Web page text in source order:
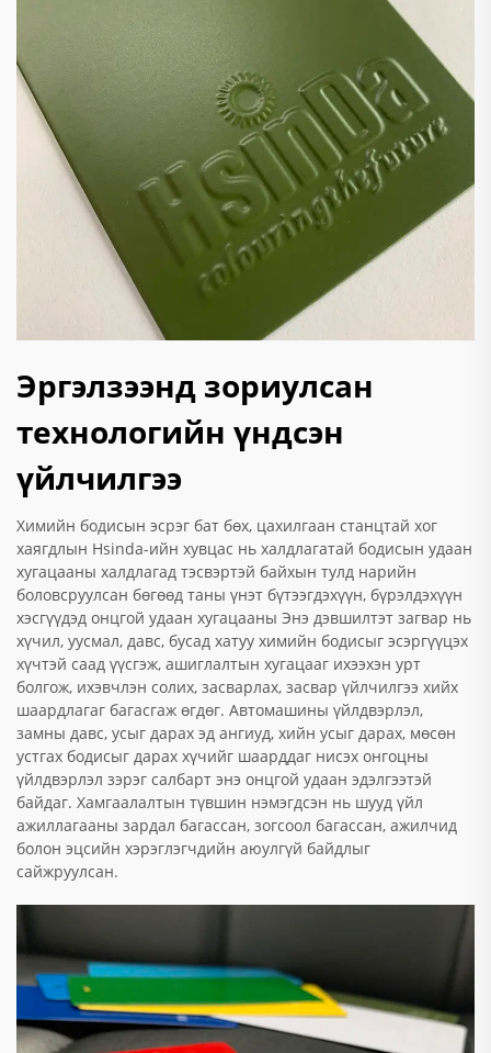
Эргэлзээнд зориулсан
технологийн үндсэн
үйлчилгээ
Химийн бодисын эсрэг бат бөх, цахилгаан станцтай хог
хаягдлын Hsinda-ийн хувцас нь халдлагатай бодисын удаан
хугацааны халдлагад тэсвэртэй байхын тулд нарийн
боловсруулсан бөгөөд таны үнэт бүтээгдэхүүн, бүрэлдэхүүн
хэсгүүдэд онцгой удаан хугацааны Энэ дэвшилтэт загвар нь
хүчил, уусмал, давс, бусад хатуу химийн бодисыг эсэргүүцэх
хүчтэй саад үүсгэж, ашиглалтын хугацааг ихээхэн урт
болгож, ихэвчлэн солих, засварлах, засвар үйлчилгээ хийх
шаардлагаг багасгаж өгдөг. Автомашины үйлдвэрлэл,
замны давс, усыг дарах эд ангиуд, хийн усыг дарах, мөсөн
устгах бодисыг дарах хүчийг шаарддаг нисэх онгоцны
үйлдвэрлэл зэрэг салбарт энэ онцгой удаан эдэлгээтэй
байдаг. Хамгаалалтын түвшин нэмэгдсэн нь шууд үйл
ажиллагааны зардал багассан, зогсоол багассан, ажилчид
болон эцсийн хэрэглэгчдийн аюулгүй байдлыг
сайжруулсан.